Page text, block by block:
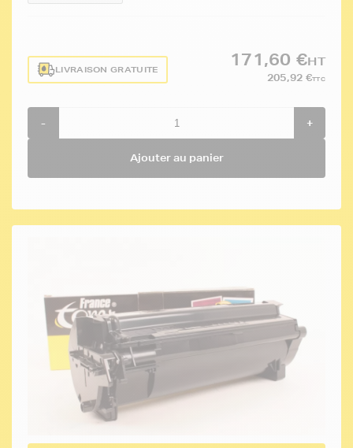
LIVRAISON GRATUITE
171,60 €HT
205,92 €TTC
- +
Ajouter au panier